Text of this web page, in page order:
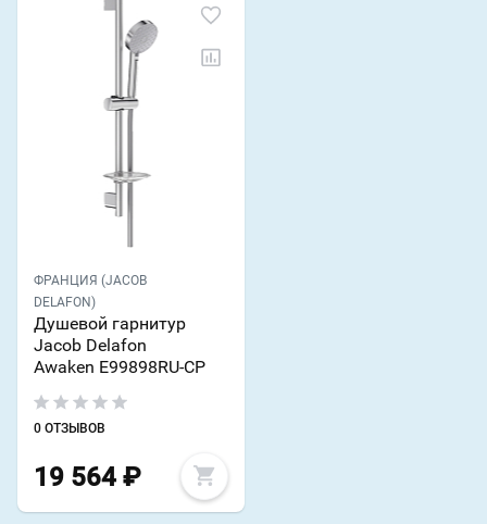
ФРАНЦИЯ (JACOB
DELAFON)
Душевой гарнитур
Jacob Delafon
Awaken E99898RU-CP
0 ОТЗЫВОВ
19 564 ₽